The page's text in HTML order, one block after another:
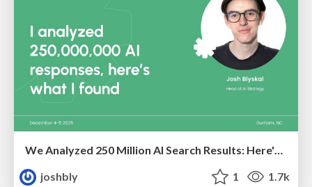
joshbly
1 1.7k